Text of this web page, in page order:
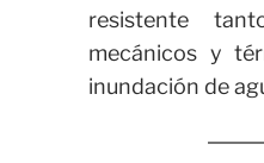
resistente
mecánicos y
inundación de